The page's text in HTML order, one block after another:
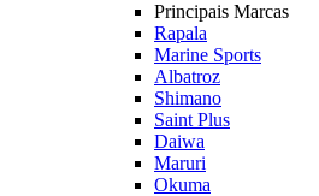
Principais Marcas
Rapala
Marine Sports
Albatroz
Shimano
Saint Plus
Daiwa
Maruri
Okuma